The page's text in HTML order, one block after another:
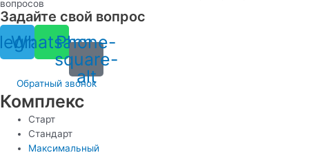
вопросов
Задайте свой вопрос
Whatsapp
Phone-
square-
alt
Обратный звонок
Комплекс
Старт
Стандарт
Максимальный